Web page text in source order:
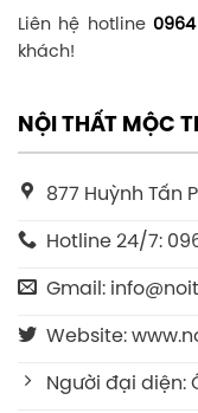
Liên hệ hotline
khách!
NỘI THẤT MỘC
877 Huỳnh Tấn
Hotline 24/7:
Gmail:
Website:
Người đại diện: